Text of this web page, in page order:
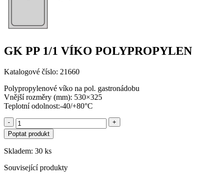
GK PP 1/1 VÍKO POLYPROPYLEN
Katalogové číslo: 21660
Polypropylenové víko na pol. gastronádobu
Vnější rozměry (mm): 530×325
Teplotní odolnost:-40/+80°C
-
+
Poptat produkt
Skladem: 30 ks
Související produkty